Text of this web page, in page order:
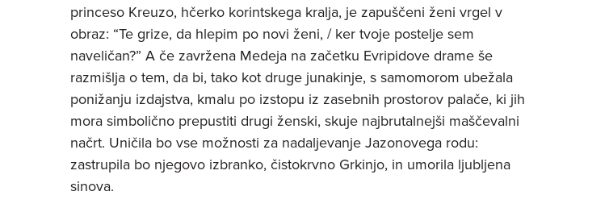
princeso Kreuzo, hčerko korintskega kralja, je zapuščeni ženi vrgel v
obraz: “Te grize, da hlepim po novi ženi, / ker tvoje postelje sem
naveličan?” A če zavržena Medeja na začetku Evripidove drame še
razmišlja o tem, da bi, tako kot druge junakinje, s samomorom ubežala
ponižanju izdajstva, kmalu po izstopu iz zasebnih prostorov palače, ki jih
mora simbolično prepustiti drugi ženski, skuje najbrutalnejši maščevalni
načrt. Uničila bo vse možnosti za nadaljevanje Jazonovega rodu:
zastrupila bo njegovo izbranko, čistokrvno Grkinjo, in umorila ljubljena
sinova.